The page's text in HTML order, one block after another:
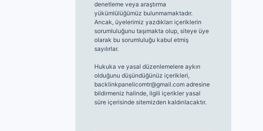
denetleme veya araştırma
yükümlülüğümüz bulunmamaktadır.
Ancak, üyelerimiz yazdıkları içeriklerin
sorumluluğunu taşımakta olup, siteye üye
olarak bu sorumluluğu kabul etmiş
sayılırlar.
Hukuka ve yasal düzenlemelere aykırı
olduğunu düşündüğünüz içerikleri,
backlinkpanelicomtr@gmail.comadresine
bildirmeniz halinde, ilgili içerikler yasal
süre içerisinde sitemizden kaldırılacaktır.